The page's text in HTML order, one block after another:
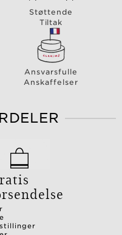
Støttende
Tiltak
Ansvarsfulle
Anskaffelser